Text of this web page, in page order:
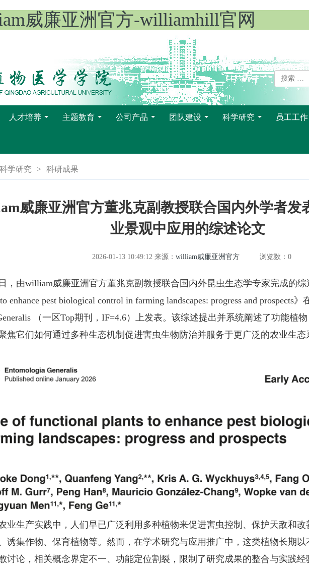
威廉亚洲官方-williamhill官网
人才培养 主题教育 公司产品 团队建设 科学研究 员工工作
学研究 > 科研成果
威廉亚洲官方董兆克副教授联合国内外学者发
业景观中应用的综述论文
2026-01-13 10:49:12 来源： william威廉亚洲官方 浏览数： 0
william威廉亚洲官方董兆克副教授联合国内外昆虫生态学专家完成的综
enhance pest biological control in farming landscapes: progress and prospects
（一区Top期刊，IF=4.6）上发表。该综述提出并系统阐述了功能植
焦它们如何通过多种生态机制促进害虫生物防治并服务于更广泛的农业生态
产实践中，人们早已广泛利用多种植物来促进害虫控制、保护天敌和改
诱集作物、保育植物等。然而，在学术研究与应用推广中，这类植物长期
讨论，相关概念界定不一、功能定位割裂，限制了研究成果的整合与实践